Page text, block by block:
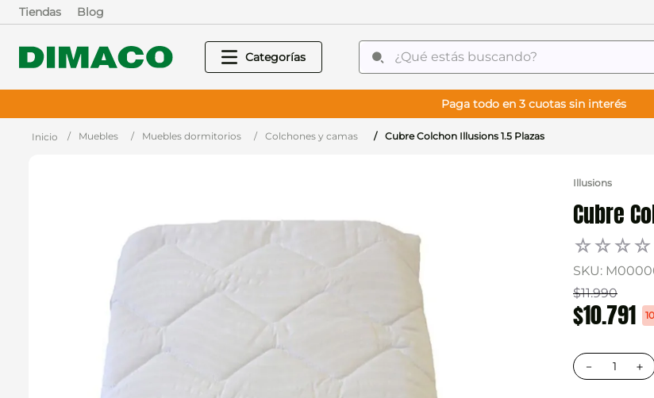
Tiendas Blog
¿Qué estás buscando?
Paga todo en 3 cuotas sin interés
Muebles Muebles dormitorios Colchones y camas Cubre Colchon Illusions 1.5 Plazas
Illusions
Cubre
☆☆☆☆
SKU:
$11.990
$10.791
＋
－